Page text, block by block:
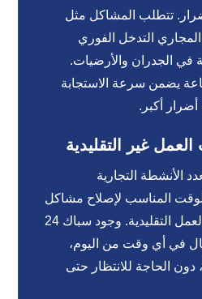
تتطلب المشاكل مثل
التدخل الفوري
في الجدران والأرضيات.
سباك متاح 24 ساعة يضمن سرعة الاستجابة
أكبر.
غير التقليدية
الأنشطة التجارية
الوقت المناسب لإصلاح مشاكل
السباكة خلال ساعات العمل التقليدية. وجود سباك 24
في أي وقت من اليوم،
دون الحاجة للانتظار حتى